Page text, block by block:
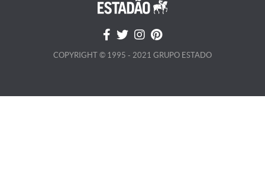
COPYRIGHT © 1995 - 2021 GRUPO ESTADO